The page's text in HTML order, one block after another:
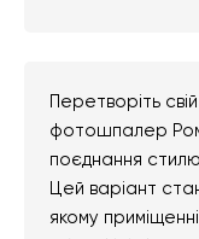
Перетворіть
фотошпалер
поєднання
Цей варіант
якому